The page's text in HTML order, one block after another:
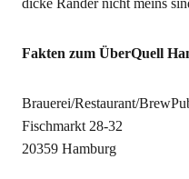
dicke Ränder nicht meins
Fakten zum ÜberQuell
Brauerei/Restaurant/
Fischmarkt 28-32
20359 Hamburg